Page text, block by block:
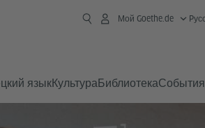
Мой Goethe.de
языкКультураБиблиотекаСобытия